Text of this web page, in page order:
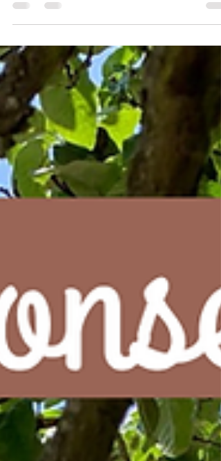
Créer un site internet ne se fait pas en
qu’un site peut être réalisé très rapidement. En
réalité, un bon site demande du temps : du
temps pour réfléchir à son positionnement,
préparer ses contenus, concevoir les pages et
affiner chaque détail. Alors, combien de temps
faut-il vraiment pour créer un site internet de
qualité ?